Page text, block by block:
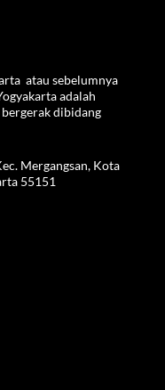
atau sebelumnya
adalah
dibidang
Mergangsan, Kota
55151